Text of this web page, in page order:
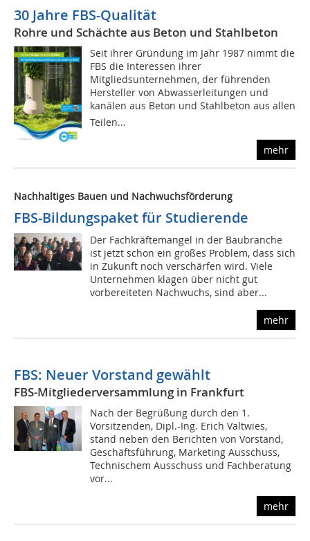
30 Jahre FBS-Qualität
Rohre und Schächte aus Beton und Stahlbeton
Seit ihrer Gründung im Jahr 1987 nimmt die
FBS die Interessen ihrer
Mitgliedsunternehmen, der führenden
Hersteller von Abwasserleitungen und
kanälen aus Beton und Stahlbeton aus allen
Teilen...
mehr
Nachhaltiges Bauen und Nachwuchsförderung
FBS-Bildungspaket für Studierende
Der Fachkräftemangel in der Baubranche
ist jetzt schon ein großes Problem, dass sich
in Zukunft noch verschärfen wird. Viele
Unternehmen klagen über nicht gut
vorbereiteten Nachwuchs, sind aber...
mehr
FBS: Neuer Vorstand gewählt
FBS-Mitgliederversammlung in Frankfurt
Nach der Begrüßung durch den 1.
Vorsitzenden, Dipl.-Ing. Erich Valtwies,
stand neben den Berichten von Vorstand,
Geschäftsführung, Marketing Ausschuss,
Technischem Ausschuss und Fachberatung
vor...
mehr